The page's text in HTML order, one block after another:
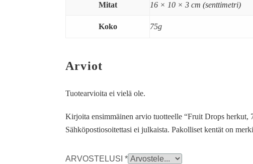
Mitat 16 × 10 × 3 cm (senttimetri)
Koko 75g
Arviot
Tuotearvioita ei vielä ole.
Kirjoita ensimmäinen arvio tuotteelle “Fruit Drops herkut,
Sähköpostiosoitettasi ei julkaista. Pakolliset kentät on
ARVOSTELUSI*